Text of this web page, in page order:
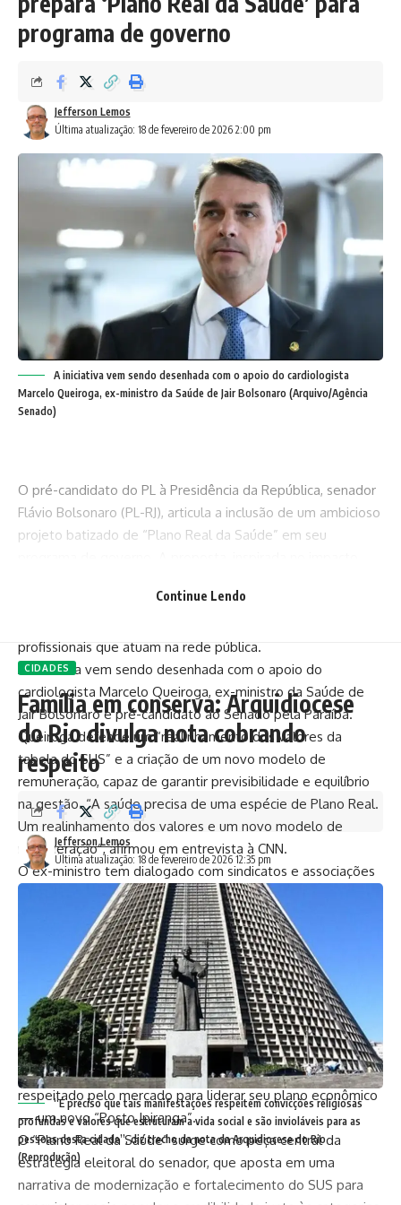
programa de governo
Última atualização: 18 de fevereiro de 2026 2:00 pm
Jefferson Lemos
A iniciativa vem sendo desenhada com o apoio do cardiologista
Marcelo Queiroga, ex-ministro da Saúde de Jair Bolsonaro (Arquivo/Agência
Senado)
O pré-candidato do PL à Presidência da República, senador
Flávio Bolsonaro (PL-RJ), articula a inclusão de um ambicioso
projeto batizado de “Plano Real da Saúde” em seu
reformular o Sistema Único de Saúde (SUS), redefinir o
profissionais que atuam na rede pública.
A iniciativa vem sendo desenhada com o apoio do
cardiologista Marcelo Queiroga, ex-ministro da Saúde de
Jair Bolsonaro e pré-candidato ao Senado pela Paraíba.
Queiroga defende um “realinhamento dos valores da
tabela do SUS” e a criação de um novo modelo de
remuneração, capaz de garantir previsibilidade e equilíbrio
na gestão. “A saúde precisa de uma espécie de Plano Real.
Um realinhamento dos valores e um novo modelo de
remuneração”, afirmou em entrevista à CNN.
O ex-ministro tem dialogado com sindicatos e associações
para construir propostas que modernizem o sistema, sem
rupturas bruscas, mas com foco em eficiência e valorização
dos profissionais. Ele cita como legado da gestão Bolsonaro
mudanças no financiamento da atenção básica,
regulamentação da saúde digital e incorporação de novas
tecnologias.
Flávio também busca apoio de outros nomes da equipe do
pai, como Paulo Guedes (Economia) e Adolpho Saschida
(Minas e Energia), além de procurar um economista liberal
respeitado pelo mercado para liderar seu plano econômico
— um novo “Posto Ipiranga”.
O “Plano Real da Saúde” surge como peça central da
estratégia eleitoral do senador, que aposta em uma
narrativa de modernização e fortalecimento do SUS para
Continue Lendo
CIDADES
Família em conserva: Arquidiocese
do Rio divulga nota cobrando
respeito
Última atualização: 18 de fevereiro de 2026 12:35 pm
Jefferson Lemos
“É preciso que tais manifestações respeitem convicções religiosas
profundas e valores que estruturam a vida social e são invioláveis para as
pessoas desta cidade”, diz trecho da nota da Arquidiocese do Rio
(Reprodução)